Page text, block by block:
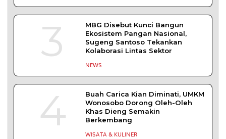
3
MBG Disebut Kunci Bangun
Ekosistem Pangan Nasional,
Sugeng Santoso Tekankan
Kolaborasi Lintas Sektor
NEWS
4
Buah Carica Kian Diminati, UMKM
Wonosobo Dorong Oleh-Oleh
Khas Dieng Semakin
Berkembang
WISATA & KULINER